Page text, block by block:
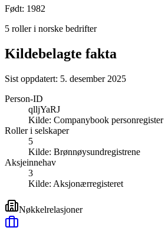
Født: 1982
5 roller i norske bedrifter
Kildebelagte fakta
Sist oppdatert: 5. desember 2025
Person-ID
qlljYaRJ
Kilde: Companybook personregister
Roller i selskaper
5
Kilde: Brønnøysundregistrene
Aksjeinnehav
3
Kilde: Aksjonærregisteret
Nøkkelrelasjoner